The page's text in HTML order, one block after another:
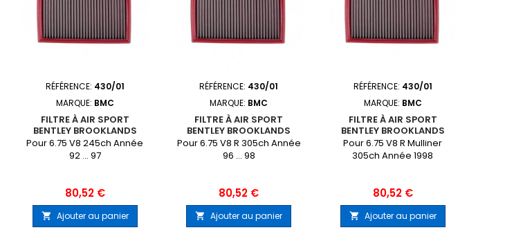
RÉFÉRENCE: 430/01
MARQUE: BMC
FILTRE À AIR SPORT
BENTLEY BROOKLANDS
Pour 6.75 V8 245ch Année
92 ... 97
Prix
80,52 €
 Ajouter au panier
RÉFÉRENCE: 430/01
MARQUE: BMC
FILTRE À AIR SPORT
BENTLEY BROOKLANDS
Pour 6.75 V8 R 305ch Année
96 ... 98
Prix
80,52 €
 Ajouter au panier
RÉFÉRENCE: 430/01
MARQUE: BMC
FILTRE À AIR SPORT
BENTLEY BROOKLANDS
Pour 6.75 V8 R Mulliner
305ch Année 1998
Prix
80,52 €
 Ajouter au panier